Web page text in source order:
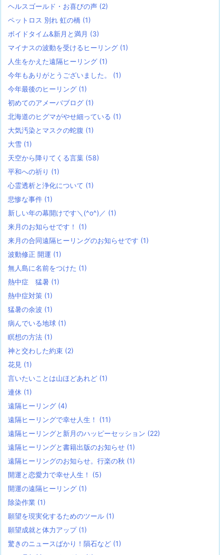
ヘルスゴールド・お喜びの声 (2)
ペットロス 別れ 虹の橋 (1)
ボイドタイム&新月と満月 (3)
マイナスの波動を受けるヒーリング (1)
人生をかえた遠隔ヒーリング (1)
今年もありがとうございました。 (1)
今年最後のヒーリング (1)
初めてのアメーバブログ (1)
北海道のヒグマがやせ細っている (1)
大気汚染とマスクの蛇腹 (1)
大雪 (1)
天空から降りてくる言葉 (58)
平和への祈り (1)
心霊透析と浄化について (1)
悲惨な事件 (1)
新しい年の幕開けです＼(^o^)／ (1)
来月のお知らせです！ (1)
来月の合同遠隔ヒーリングのお知らせです (1)
波動修正 開運 (1)
無人島に名前をつけた (1)
熱中症 猛暑 (1)
熱中症対策 (1)
猛暑の余波 (1)
病んでいる地球 (1)
瞑想の方法 (1)
神と交わした約束 (2)
花見 (1)
言いたいことは山ほどあれど (1)
連休 (1)
遠隔ヒーリング (4)
遠隔ヒーリングで幸せ人生！ (11)
遠隔ヒーリングと新月のハッピーセッション (22)
遠隔ヒーリングと書籍出版のお知らせ (1)
遠隔ヒーリングのお知らせ。行楽の秋 (1)
開運と恋愛力で幸せ人生！ (5)
開運の遠隔ヒーリング (1)
除染作業 (1)
願望を現実化するためのツール (1)
願望成就と体力アップ (1)
驚きのニュースばかり！隕石など (1)